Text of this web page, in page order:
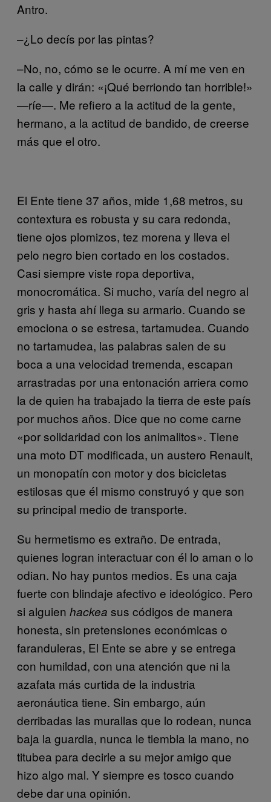
Antro.
–¿Lo decís por las pintas?
–No, no, cómo se le ocurre. A mí me ven en
la calle y dirán: «¡Qué berriondo tan horrible!»
—ríe—. Me refiero a la actitud de la gente,
hermano, a la actitud de bandido, de creerse
más que el otro.
El Ente tiene 37 años, mide 1,68 metros, su
contextura es robusta y su cara redonda,
tiene ojos plomizos, tez morena y lleva el
pelo negro bien cortado en los costados.
Casi siempre viste ropa deportiva,
monocromática. Si mucho, varía del negro al
gris y hasta ahí llega su armario. Cuando se
emociona o se estresa, tartamudea. Cuando
no tartamudea, las palabras salen de su
boca a una velocidad tremenda, escapan
arrastradas por una entonación arriera como
la de quien ha trabajado la tierra de este país
por muchos años. Dice que no come carne
«por solidaridad con los animalitos». Tiene
una moto DT modificada, un austero Renault,
un monopatín con motor y dos bicicletas
estilosas que él mismo construyó y que son
su principal medio de transporte.
Su hermetismo es extraño. De entrada,
quienes logran interactuar con él lo aman o lo
odian. No hay puntos medios. Es una caja
fuerte con blindaje afectivo e ideológico. Pero
si alguien hackea sus códigos de manera
honesta, sin pretensiones económicas o
faranduleras, El Ente se abre y se entrega
con humildad, con una atención que ni la
azafata más curtida de la industria
aeronáutica tiene. Sin embargo, aún
derribadas las murallas que lo rodean, nunca
baja la guardia, nunca le tiembla la mano, no
titubea para decirle a su mejor amigo que
hizo algo mal. Y siempre es tosco cuando
debe dar una opinión.